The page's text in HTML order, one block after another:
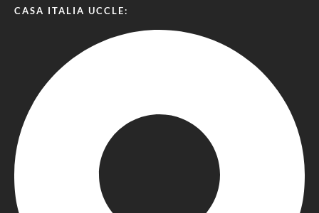
CASA ITALIA UCCLE: